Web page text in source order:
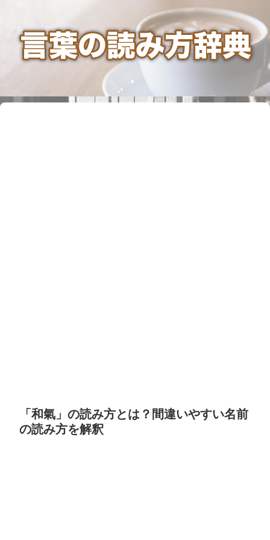
「和氣」の読み方とは？間違いやすい名前
の読み方を解釈